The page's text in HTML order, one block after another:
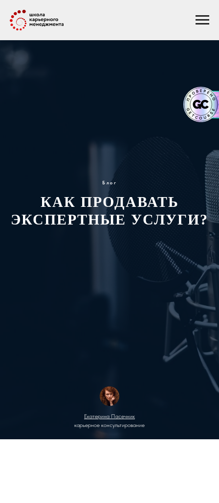
Блог
КАК ПРОДАВАТЬ
ЭКСПЕРТНЫЕ УСЛУГИ?
Екатерина Пасечник
карьерное консультирование